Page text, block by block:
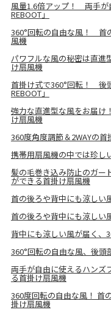
風量1.6倍アップ！ 両手が
REBOOT」
360°回転の自由な風！ 首
風機
パワフルな風の秘密は直
け扇風機
首掛け式で360°回転！ 後
REBOOT」
強力な直進型な風をお届
け扇風機
360度角度調節＆2WAYの首
携帯用扇風機の中では珍し
髪の毛巻き込み防止のガ
ができる首掛け扇風機
首の後ろや背中にも涼しい
首の後ろや背中にも涼しい
背中にも涼しい風が届く、
360°回転の自由な風、後
両手が自由に使えるハンズ
る首掛け扇風機
360度回転の自由な風！ 首
掛け扇風機